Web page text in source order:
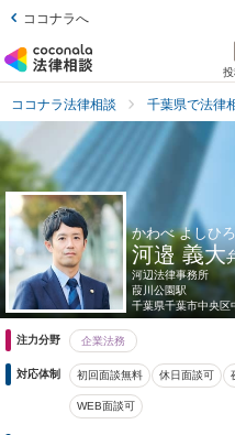
ココナラへ
ココナラ法律相談 千葉県で法律
かわべ よしひろ
河邉 義大
河辺法律事務所
葭川公園駅
千葉県千葉市中央区
注力分野 企業法務
対応体制 初回面談無料 休日面談可
WEB面談可